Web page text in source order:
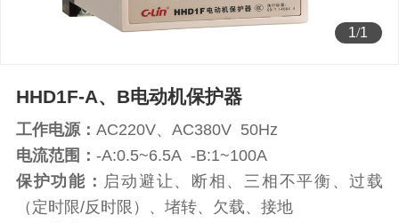
1/1
HHD1F-A、B电动机保护器
工作电源： AC220V、AC380V 50Hz
电流范围： -A:0.5~6.5A -B:1~100A
保护功能： 启动避让、断相、三相不平衡、过载
（定时限/反时限）、堵转、欠载、接地